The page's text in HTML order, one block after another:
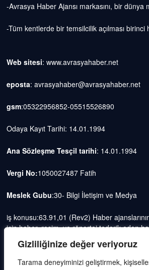
Gizliliğinize değer veriyoruz
Tarama deneyiminizi geliştirmek,
-Avrasya Haber Ajansı markasını, bir dünya
-Tüm kentlerde bir temsilcilik açılması birinci
Web sitesi: www.avrasyahaber.net
eposta: avrasyahaber@avrasyahaber.net
gsm:05322956852-05515526890
Odaya Kayıt Tarihi: 14.01.1994
Ana Sözleşme Tesçil tarihi: 14.01.1994
Vergi No:1050027487 Fatih
Meslek Gubu:30- Bilgi İletişim ve Medya
iş konusu:63.91,01 (Rev2) Haber
için haber, resim, ve röportaj tedarik eden
ajansı faaliyetleri)iştigal konusu ile ilgili olarak
yayıncılık, prodöktörlük, reklamcılık işleri ile
olan diğer işleri yapar.